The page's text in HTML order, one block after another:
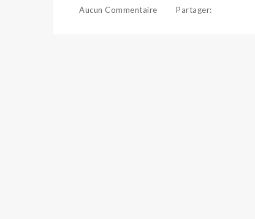
Aucun Commentaire Partager: